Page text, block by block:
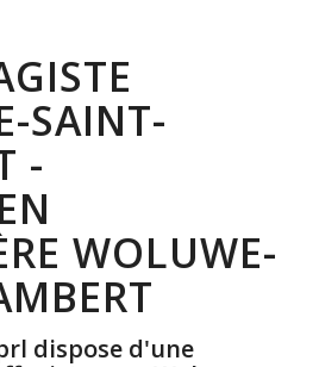
SAINT-
-
WOLUWE-
dispose d'une